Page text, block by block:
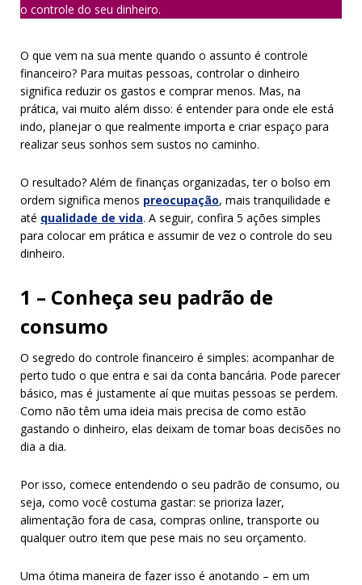
o controle do seu dinheiro.
O que vem na sua mente quando o assunto é controle
financeiro? Para muitas pessoas, controlar o dinheiro
significa reduzir os gastos e comprar menos. Mas, na
prática, vai muito além disso: é entender para onde ele está
indo, planejar o que realmente importa e criar espaço para
realizar seus sonhos sem sustos no caminho.
O resultado? Além de finanças organizadas, ter o bolso em
ordem significa menos preocupação, mais tranquilidade e
até qualidade de vida. A seguir, confira 5 ações simples
para colocar em prática e assumir de vez o controle do seu
dinheiro.
1 – Conheça seu padrão de
consumo
O segredo do controle financeiro é simples: acompanhar de
perto tudo o que entra e sai da conta bancária. Pode parecer
básico, mas é justamente aí que muitas pessoas se perdem.
Como não têm uma ideia mais precisa de como estão
gastando o dinheiro, elas deixam de tomar boas decisões no
dia a dia.
Por isso, comece entendendo o seu padrão de consumo, ou
seja, como você costuma gastar: se prioriza lazer,
alimentação fora de casa, compras online, transporte ou
qualquer outro item que pese mais no seu orçamento.
Uma ótima maneira de fazer isso é anotando – em um